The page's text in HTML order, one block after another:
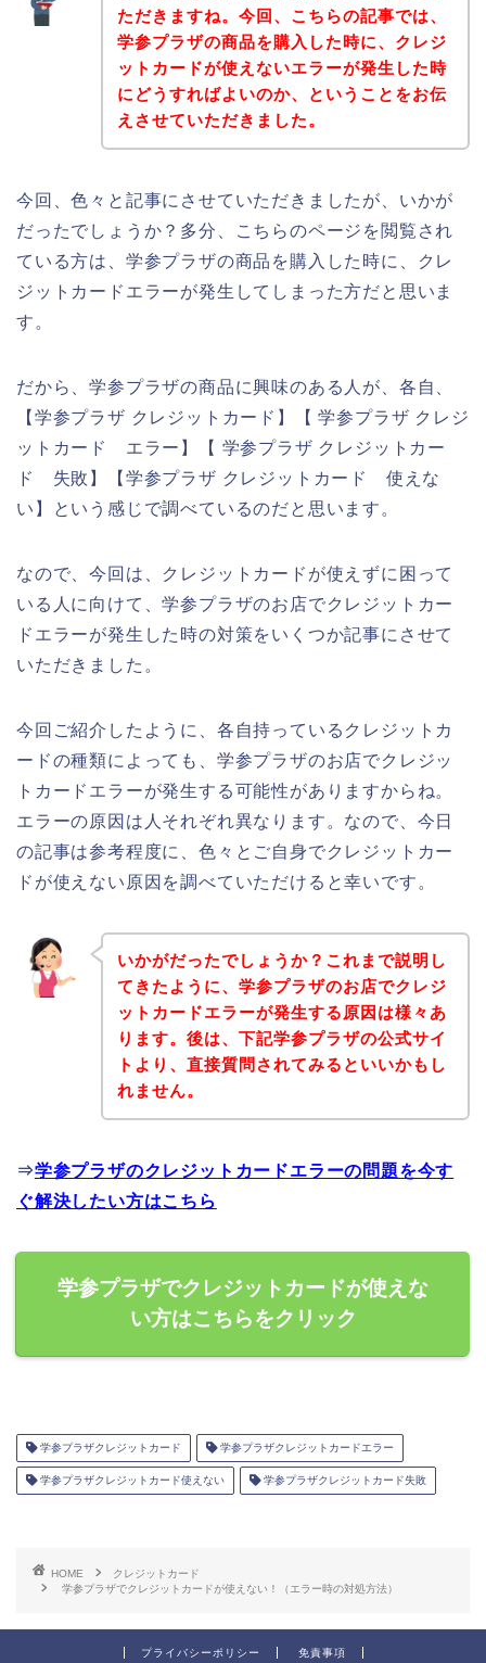
ただきますね。今回、こちらの記事では、
学参プラザの商品を購入した時に、クレジ
ットカードが使えないエラーが発生した時
にどうすればよいのか、ということをお伝
えさせていただきました。
今回、色々と記事にさせていただきましたが、いかが
だったでしょうか？多分、こちらのページを閲覧され
ている方は、学参プラザの商品を購入した時に、クレ
ジットカードエラーが発生してしまった方だと思いま
す。
だから、学参プラザの商品に興味のある人が、各自、
【学参プラザ クレジットカード】【 学参プラザ クレジ
ットカード エラー】【 学参プラザ クレジットカー
ド 失敗】【学参プラザ クレジットカード 使えな
い】という感じで調べているのだと思います。
なので、今回は、クレジットカードが使えずに困って
いる人に向けて、学参プラザのお店でクレジットカー
ドエラーが発生した時の対策をいくつか記事にさせて
いただきました。
今回ご紹介したように、各自持っているクレジットカ
ードの種類によっても、学参プラザのお店でクレジッ
トカードエラーが発生する可能性がありますからね。
エラーの原因は人それぞれ異なります。なので、今日
の記事は参考程度に、色々とご自身でクレジットカー
ドが使えない原因を調べていただけると幸いです。
いかがだったでしょうか？これまで説明し
てきたように、学参プラザのお店でクレジ
ットカードエラーが発生する原因は様々あ
ります。後は、下記学参プラザの公式サイ
トより、直接質問されてみるといいかもし
れません。
⇒学参プラザのクレジットカードエラーの問題を今す
ぐ解決したい方はこちら
学参プラザでクレジットカードが使えな
い方はこちらをクリック
学参プラザクレジットカード 学参プラザクレジットカードエラー
学参プラザクレジットカード使えない 学参プラザクレジットカード失敗
HOME
クレジットカード
学参プラザでクレジットカードが使えない！（エラー時の対処方法）
プライバシーポリシー 免責事項